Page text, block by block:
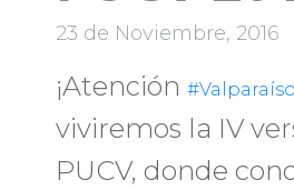
23 de Noviembre, 2016
¡Atención #Valparaíso
viviremos la IV
PUCV, donde